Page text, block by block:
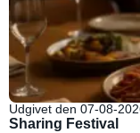
Udgivet den 07-08-
Sharing Festival